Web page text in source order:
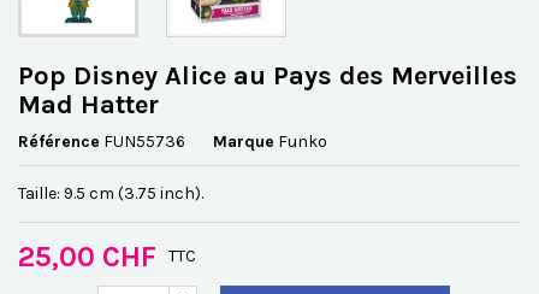
Pop Disney Alice au Pays des Merveilles
Mad Hatter
Référence FUN55736 Marque Funko
Taille: 9.5 cm (3.75 inch).
25,00 CHF TTC